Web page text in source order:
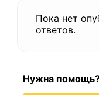
Пока нет
ответов.
Нужна